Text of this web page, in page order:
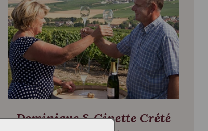
Dominique & Ginette Crété